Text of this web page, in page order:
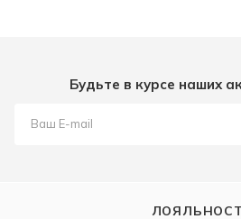
Будьте в курсе наших